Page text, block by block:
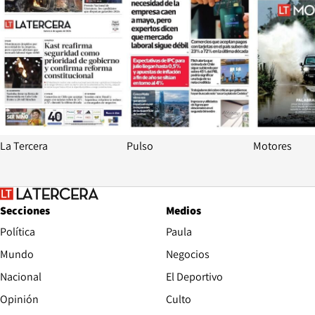
La Tercera Pulso Motores
Secciones
Política
Mundo
Nacional
Opinión
Medios
Paula
Negocios
El Deportivo
Culto